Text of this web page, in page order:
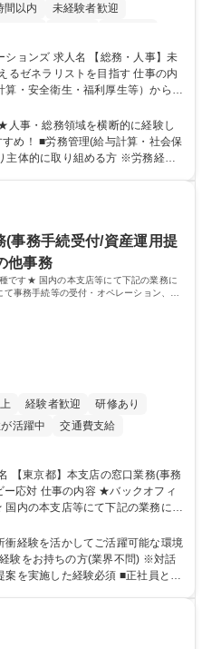
間以内
未経験者歓迎
給 土日祝休み 寮・社宅あり
務・人事】未
ラリストを目指す 仕事の内
・安全衛生・福利厚生等）からお
育業務へ守備範囲を広げ、組織運
給与
全衛生、健康経営推進等をお任せ
ど、幅広く経験を積んでいただき
です。 募集職種 【総
運営を支えるゼネラリストを目
事・総務領域を横断的に経験し
算・社会保
主体的に取り組める方 ※労務経験
険手続き・勤怠管理など）の経験
(事務手続受付/資産運用提
他事務
です★ 国内の本支店等にて下記の業務に
事務手続等の受付・オペレーション、お
経験者歓迎
研修あり
活躍中
交通費支給
ックオフィ
内の本支店等にて下記の業務に従
にて事務手続等の受付・オペレ
討・構築等 ≪業務紹介：ご応募前
career/circle/
経験を活かしてご活躍可能な環境
験をお持ちの方(業界不問) ※対話
した経験必須 ■正社員とし
いキャリアの選択肢があり、公募
戦できるカルチャーが浸透してい